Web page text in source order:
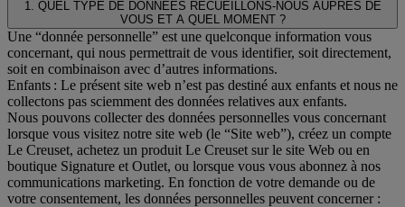
1. QUEL TYPE DE DONNEES RECUEILLONS-NOUS AUPRES DE
VOUS ET A QUEL MOMENT ?
Une “donnée personnelle” est une quelconque information vous
concernant, qui nous permettrait de vous identifier, soit directement,
soit en combinaison avec d’autres informations.
Enfants : Le présent site web n’est pas destiné aux enfants et nous ne
collectons pas sciemment des données relatives aux enfants.
Nous pouvons collecter des données personnelles vous concernant
lorsque vous visitez notre site web (le “Site web”), créez un compte
Le Creuset, achetez un produit Le Creuset sur le site Web ou en
boutique Signature et Outlet, ou lorsque vous vous abonnez à nos
communications marketing. En fonction de votre demande ou de
votre consentement, les données personnelles peuvent concerner :